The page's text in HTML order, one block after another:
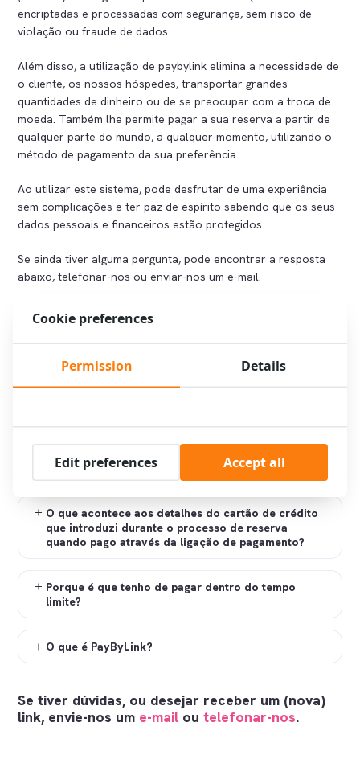
encriptadas e processadas com segurança, sem risco de
violação ou fraude de dados.
Além disso, a utilização de paybylink elimina a necessidade de
o cliente, os nossos hóspedes, transportar grandes
quantidades de dinheiro ou de se preocupar com a troca de
moeda. Também lhe permite pagar a sua reserva a partir de
qualquer parte do mundo, a qualquer momento, utilizando o
método de pagamento da sua preferência.
Ao utilizar este sistema, pode desfrutar de uma experiência
sem complicações e ter paz de espírito sabendo que os seus
dados pessoais e financeiros estão protegidos.
Se ainda tiver alguma pergunta, pode encontrar a resposta
abaixo, telefonar-nos ou enviar-nos um e-mail.
Porque recebo um pedido para pagar com uma
ligação de pagamento e porque não cobram apenas
Quais são os métodos de pagamento?
O que acontece aos detalhes do cartão de crédito
que introduzi durante o processo de reserva
quando pago através da ligação de pagamento?
Porque é que tenho de pagar dentro do tempo
limite?
O que é PayByLink?
Se tiver dúvidas, ou desejar receber um (nova)
link, envie-nos um e-mail outelefonar-nos.
Cookie preferences
Permission Details
Edit preferences Accept all